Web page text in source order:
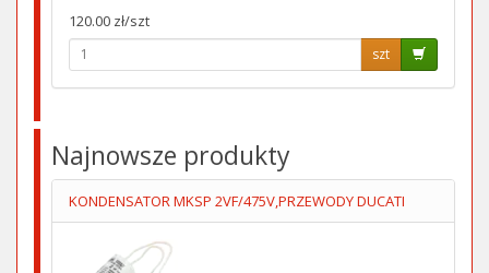
120.00 zł/szt
szt
Najnowsze produkty
KONDENSATOR MKSP 2VF/475V,PRZEWODY DUCATI